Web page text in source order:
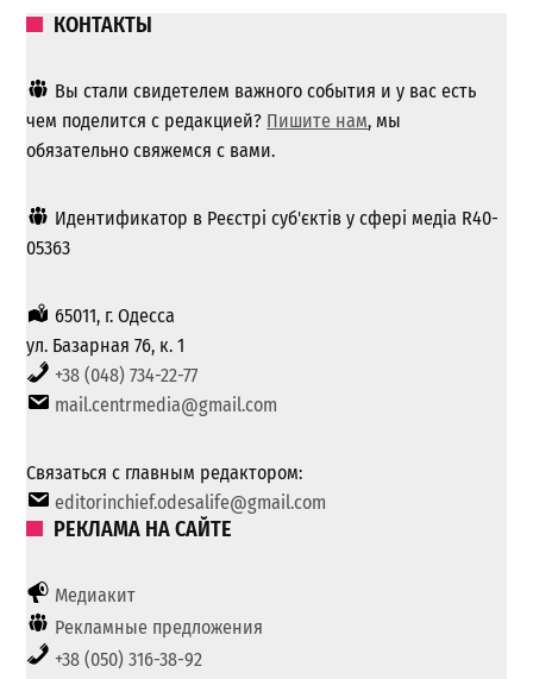
КОНТАКТЫ
Вы стали свидетелем важного события и у вас есть
чем поделится с редакцией? Пишите нам, мы
обязательно свяжемся с вами.
Идентификатор в Реєстрі суб'єктів у сфері медіа R40-
05363
65011, г. Одесса
ул. Базарная 76, к. 1
+38 (048) 734-22-77
mail.centrmedia@gmail.com
Связаться с главным редактором:
editorinchief.odesalife@gmail.com
РЕКЛАМА НА САЙТЕ
Медиакит
Рекламные предложения
+38 (050) 316-38-92